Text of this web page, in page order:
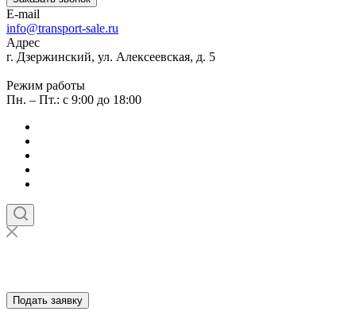
E-mail
info@transport-sale.ru
Адрес
г. Дзержинский, ул. Алексеевская, д. 5
Режим работы
Пн. – Пт.: с 9:00 до 18:00
Подать заявку